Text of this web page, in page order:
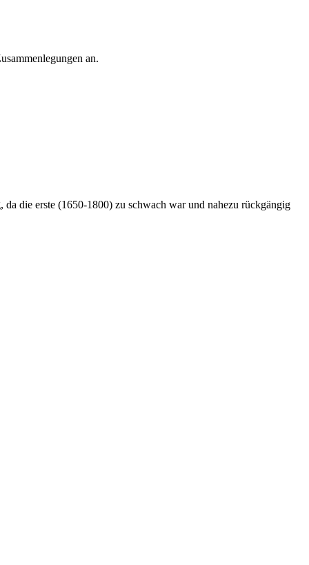
an.
die erste (1650-1800) zu schwach war und nahezu rückgängig